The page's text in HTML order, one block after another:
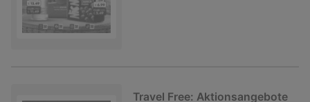
Travel Free: Aktionsangebote